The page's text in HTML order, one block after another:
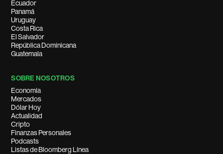
Ecuador
Panamá
Uruguay
Costa Rica
El Salvador
República Dominicana
Guatemala
SOBRE NOSOTROS
Economía
Mercados
Dólar Hoy
Actualidad
Cripto
Finanzas Personales
Podcasts
Listas de Bloomberg Línea